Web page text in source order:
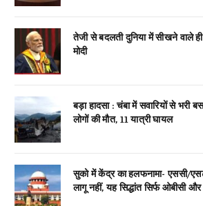
तेजी से बदलती दुनिया में सीखने वाले
मोदी
बड़ा हादसा : चंबा में सवारियों से भरी
लोगों की मौत, 11 यात्री घायल
सुको में केंद्र का हलफनामा- एससी/
लागू नहीं, यह सिद्धांत सिर्फ ओबीसी